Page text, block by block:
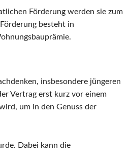
Förderung werden sie zum
besteht in
insbesondere jüngeren
Vertrag erst kurz vor einem
um in den Genuss der
Dabei kann die